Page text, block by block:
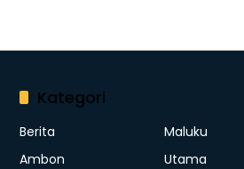
Kategori
Berita
Maluku
Ambon
Utama